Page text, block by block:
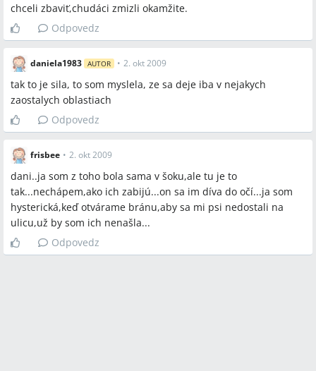
chceli zbaviť,chudáci zmizli okamžite.
Odpovedz
daniela1983 AUTOR • 2. okt 2009
tak to je sila, to som myslela, ze sa deje iba v nejakych
zaostalych oblastiach
Odpovedz
frisbee • 2. okt 2009
dani..ja som z toho bola sama v šoku,ale tu je to
tak...nechápem,ako ich zabijú...on sa im díva do očí...ja som
hysterická,keď otvárame bránu,aby sa mi psi nedostali na
ulicu,už by som ich nenašla...
Odpovedz